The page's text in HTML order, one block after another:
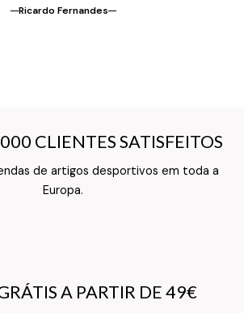
Ricardo Fernandes
CLIENTES SATISFEITOS
de artigos desportivos em toda a
Europa.
CLIENTES SATISFEITOS
do Cartão de Informação
A PARTIR DE 49€
A PARTIR DE 49€